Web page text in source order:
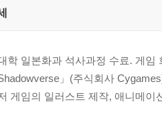
법과 특징
스트 스타일로 가공하기
와 계절별 특징
학 일본화과 석사과정 수료. 게
」(주식회사
게임의 일러스트 제작, 애니메